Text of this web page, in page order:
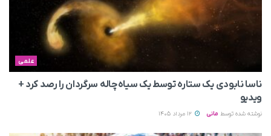
علمی
ناسا نابودی یک ستاره توسط یک سیاه‌چاله سرگردان را رصد کرد +
ویدیو
نوشته شده توسط مانی